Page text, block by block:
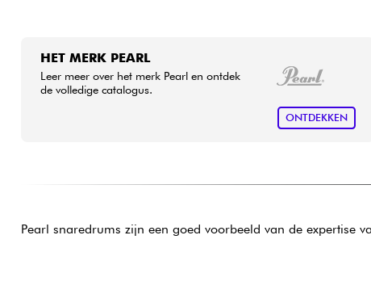
HET MERK PEARL
Leer meer over het merk Pearl en ontdek
de volledige catalogus.
ONTDEKKEN
Pearl snaredrums zijn een goed voorbeeld van de expertise